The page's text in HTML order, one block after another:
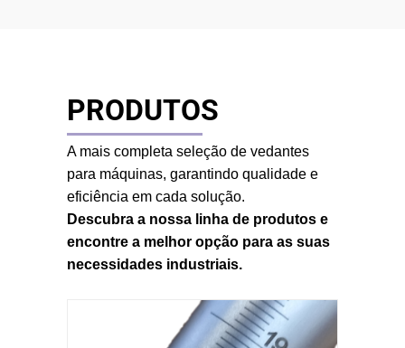
PRODUTOS
A mais completa seleção de vedantes
para máquinas, garantindo qualidade e
eficiência em cada solução.
Descubra a nossa linha de produtos e
encontre a melhor opção para as suas
necessidades industriais.